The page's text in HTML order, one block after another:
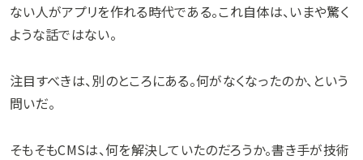
ない人がアプリを作れる時代である。これ自体は、いまや驚く
ような話ではない。
注目すべきは、別のところにある。何がなくなったのか、という
問いだ。
そもそもCMSは、何を解決していたのだろうか。書き手が技術